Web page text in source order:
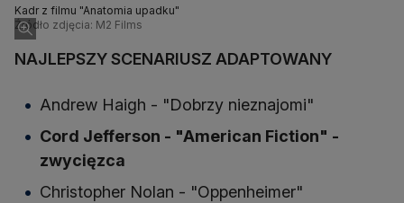
Kadr z filmu "Anatomia upadku"
Źródło zdjęcia: M2 Films
NAJLEPSZY SCENARIUSZ ADAPTOWANY
Andrew Haigh - "Dobrzy nieznajomi"
Cord Jefferson - "American Fiction" -
zwycięzca
Christopher Nolan - "Oppenheimer"